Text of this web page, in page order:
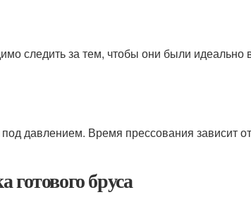
следить за тем, чтобы они были
давлением. Время прессования зависит
готового бруса